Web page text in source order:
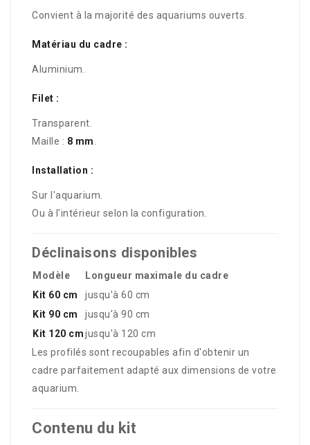
Convient à la majorité des aquariums ouverts.
Matériau du cadre :
Aluminium.
Filet :
Transparent.
Maille : 8 mm
Installation :
Sur l'aquarium.
Ou à l'intérieur selon la configuration.
Déclinaisons disponibles
Modèle
Longueur maximale du cadre
Kit 60 cm
jusqu'à 60 cm
Kit 90 cm
jusqu'à 90 cm
Kit 120 cmjusqu'à 120 cm
Les profilés sont recoupables afin d'obtenir un
cadre parfaitement adapté aux dimensions de votre
aquarium.
Contenu du kit